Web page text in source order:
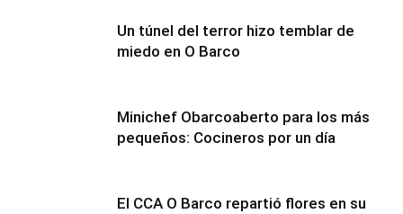
Un túnel del terror hizo temblar de
miedo en O Barco
Minichef Obarcoaberto para los más
pequeños: Cocineros por un día
El CCA O Barco repartió flores en su